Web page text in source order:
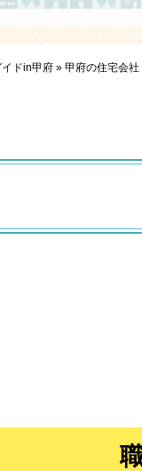
ドin甲府 » 甲府の住宅会社